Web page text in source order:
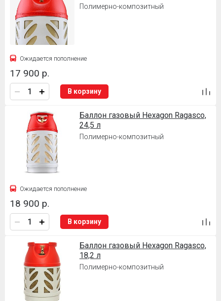
Полимерно-композитный
Ожидается пополнение
17 900 р.
В корзину
Баллон газовый Hexagon Ragasco,
24,5 л
Полимерно-композитный
Ожидается пополнение
18 900 р.
В корзину
Баллон газовый Hexagon Ragasco,
18,2 л
Полимерно-композитный